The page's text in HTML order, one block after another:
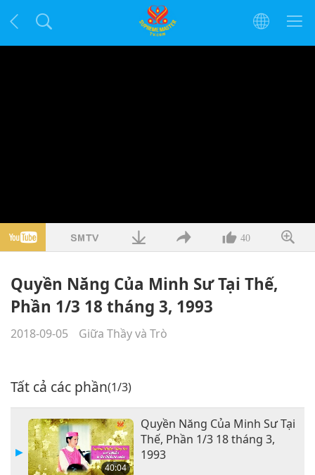
40
Quyền Năng Của Minh Sư Tại Thế,
Phần 1/3 18 tháng 3, 1993
2018-09-05 Giữa Thầy và Trò
Tất cả các phần(1/3)
40:04
Quyền Năng Của Minh Sư Tại
Thế, Phần 1/3 18 tháng 3,
1993